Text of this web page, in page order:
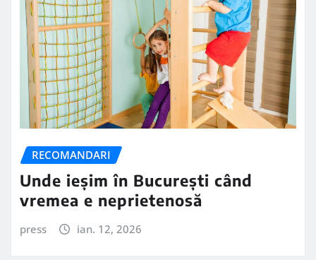
RECOMANDARI
Unde ieșim în București când
vremea e neprietenosă
press ian. 12, 2026